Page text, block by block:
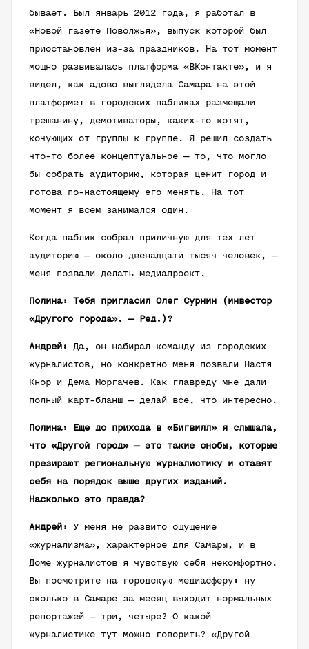
бывает. Был январь 2012 года, я работал в
«Новой газете Поволжья», выпуск которой был
приостановлен из-за праздников. На тот момент
мощно развивалась платформа «ВКонтакте», и я
видел, как адово выглядела Самара на этой
платформе: в городских пабликах размещали
трешанину, демотиваторы, каких-то котят,
кочующих от группы к группе. Я решил создать
что-то более концептуальное — то, что могло
бы собрать аудиторию, которая ценит город и
готова по-настоящему его менять. На тот
момент я всем занимался один.
Когда паблик собрал приличную для тех лет
аудиторию — около двенадцати тысяч человек, —
меня позвали делать медиапроект.
Полина: Тебя пригласил Олег Сурнин (инвестор
«Другого города». — Ред.)?
Андрей:
Да, он набирал команду из городских
журналистов, но конкретно меня позвали Настя
Кнор и Дема Моргачев. Как главреду мне дали
полный карт-бланш — делай все, что интересно.
Полина: Еще до прихода в «Бигвилл» я слышала,
что «Другой город» — это такие снобы, которые
презирают региональную журналистику и ставят
себя на порядок выше других изданий.
Насколько это правда?
Андрей:
У меня не развито ощущение
«журнализма», характерное для Самары, и в
Доме журналистов я чувствую себя некомфортно.
Вы посмотрите на городскую медиасферу: ну
сколько в Самаре за месяц выходит нормальных
репортажей — три, четыре? О какой
журналистике тут можно говорить? «Другой